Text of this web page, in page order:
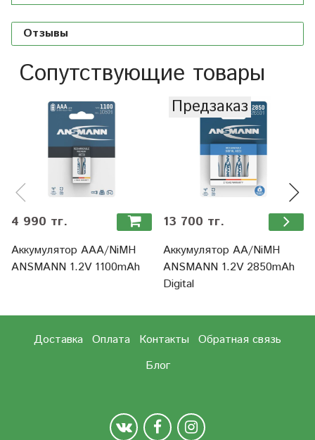
Отзывы
Сопутствующие товары
4 990 тг.
Аккумулятор ААА/NiMH
ANSMANN 1.2V 1100mAh
Предзаказ
13 700 тг.
Аккумулятор АА/NiMH
ANSMANN 1.2V 2850mAh
Digital
Доставка Оплата Контакты
Обратная связь
Блог